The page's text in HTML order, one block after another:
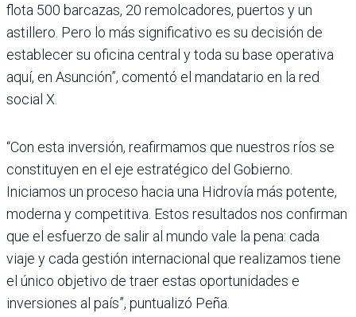
flota 500 barcazas, 20 remolcadores, puertos y un
astillero. Pero lo más significativo es su decisión de
establecer su oficina central y toda su base operativa
aquí, en Asunción”, comentó el mandatario en la red
social X.
“Con esta inversión, reafirmamos que nuestros ríos se
constituyen en el eje estratégico del Gobierno.
Iniciamos un proceso hacia una Hidrovía más potente,
moderna y competitiva. Estos resultados nos confirman
que el esfuerzo de salir al mundo vale la pena: cada
viaje y cada gestión internacional que realizamos tiene
el único objetivo de traer estas oportunidades e
inversiones al país”, puntualizó Peña.